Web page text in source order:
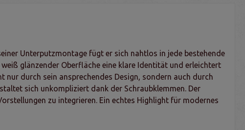
Unterputzmontage fügt er sich nahtlos in jede bestehende
glänzender Oberfläche eine klare Identität und erleichtert
durch sein ansprechendes Design, sondern auch durch
sich unkompliziert dank der Schraubklemmen. Der
zu integrieren. Ein echtes Highlight für modernes